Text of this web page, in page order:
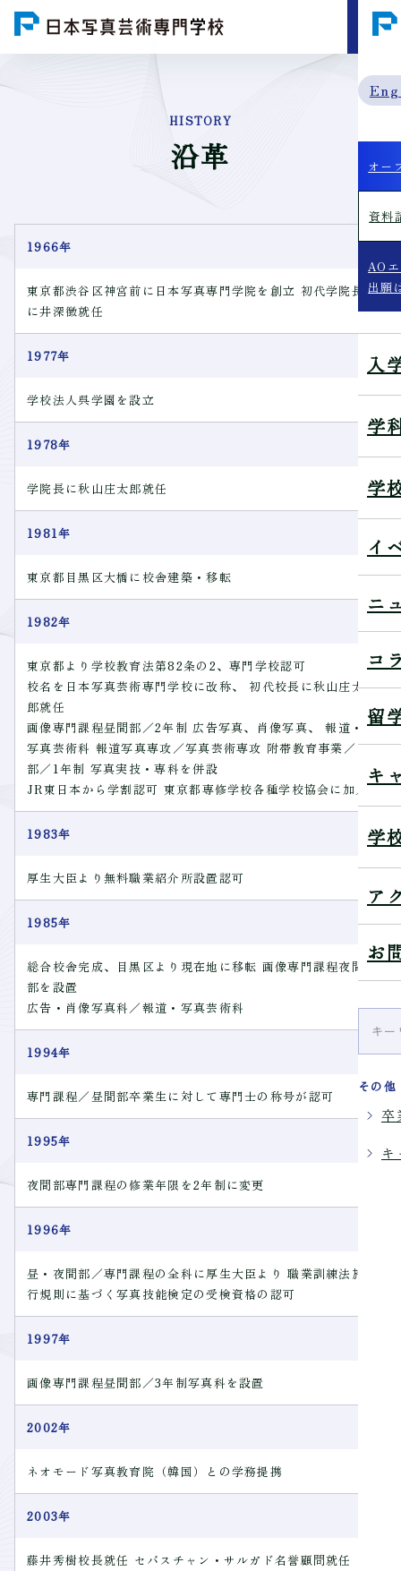
MENU
オー
資料
AO
出願
入
学
学
イ
ニ
コ
留
キ
学
ア
お
その他
卒
キ
HISTORY
沿革
1966年
東京都渋谷区神宮前に日本写真専門学院を創立 初代学院長
に井深徴就任
1977年
学校法人呉学園を設立
1978年
学院長に秋山庄太郎就任
1981年
東京都目黒区大橋に校舎建築・移転
1982年
東京都より学校教育法第82条の2、専門学校認可
校名を日本写真芸術専門学校に改称、 初代校長に秋山庄太
郎就任
画像専門課程昼間部／2年制 広告写真、肖像写真、 報道・
写真芸術科 報道写真専攻／写真芸術専攻 附帯教育事業／Ⅱ
部／1年制 写真実技・専科を併設
JR東日本から学割認可 東京都専修学校各種学校協会に加入
1983年
厚生大臣より無料職業紹介所設置認可
1985年
総合校舎完成、目黒区より現在地に移転 画像専門課程夜間
部を設置
広告・肖像写真科／報道・写真芸術科
1994年
専門課程／昼間部卒業生に対して専門士の称号が認可
1995年
夜間部専門課程の修業年限を2年制に変更
1996年
昼・夜間部／専門課程の全科に厚生大臣より 職業訓練法施
行規則に基づく写真技能検定の受検資格の認可
1997年
画像専門課程昼間部／3年制写真科を設置
2002年
ネオモード写真教育院（韓国）との学務提携
2003年
藤井秀樹校長就任 セバスチャン・サルガド名誉顧問就任